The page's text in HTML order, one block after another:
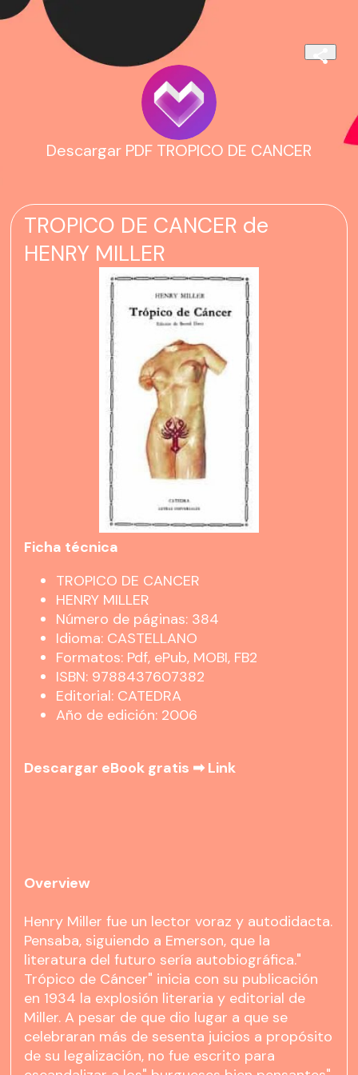
Descargar PDF TROPICO DE CANCER
TROPICO DE CANCER de
HENRY MILLER
Ficha técnica
TROPICO DE CANCER
HENRY MILLER
Número de páginas: 384
Idioma: CASTELLANO
Formatos: Pdf, ePub, MOBI, FB2
ISBN: 9788437607382
Editorial: CATEDRA
Año de edición: 2006
Descargar eBook gratis ➡ Link
Overview
Henry Miller fue un lector voraz y autodidacta.
Pensaba, siguiendo a Emerson, que la
literatura del futuro sería autobiográfica."
Trópico de Cáncer" inicia con su publicación
en 1934 la explosión literaria y editorial de
Miller. A pesar de que dio lugar a que se
celebraran más de sesenta juicios a propósito
de su legalización, no fue escrito para